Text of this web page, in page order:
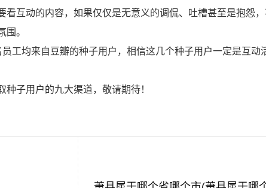
看互动的内容，如果仅仅是无意义的调侃、吐槽甚至是抱怨
围。
工均来自豆瓣的种子用户，相信这几个种子用户一定是互动
子用户的九大渠道，敬请期待！